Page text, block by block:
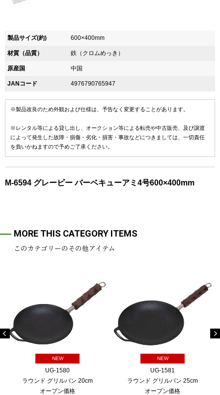
製品サイズ(約) 600×400mm
材質（品質） 鉄（クロムめっき）
原産国 中国
JANコード 4976790765947
※製品改良のため外観および仕様は、予告なく変更することがあります。
※レンタル等による貸し出し、オークション等による転売や中古販売、及び譲渡
によって発生した故障・損傷・劣化・損害・事故などにつきましては、一切責任
を負いかねますので予めご了承ください。
M-6594 グレービー バーベキューアミ4号600×400mm
MORE THIS CATEGORY ITEMS
このカテゴリーのその他アイテム
NEW
UG-1580
ラウンド グリルパン 20cm
オープン価格
NEW
UG-1581
ラウンド グリルパン 25cm
オープン価格